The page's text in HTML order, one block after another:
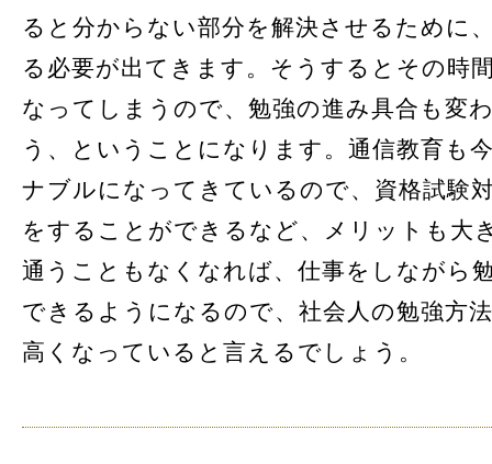
ると分からない部分を解決させるために
る必要が出てきます。そうするとその時
なってしまうので、勉強の進み具合も変
う、ということになります。通信教育も
ナブルになってきているので、資格試験
をすることができるなど、メリットも大
通うこともなくなれば、仕事をしながら
できるようになるので、社会人の勉強方
高くなっていると言えるでしょう。